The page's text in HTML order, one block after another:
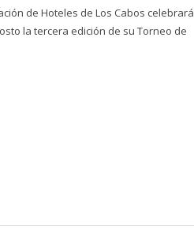
de Hoteles de Los Cabos celebrará
la tercera edición de su Torneo de